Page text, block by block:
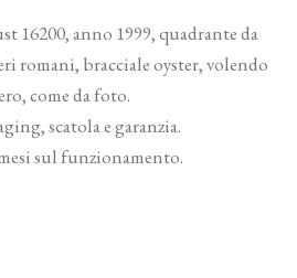
16200, anno 1999, quadrante da
romani, bracciale oyster, volendo
come da foto.
scatola e garanzia.
sul funzionamento.